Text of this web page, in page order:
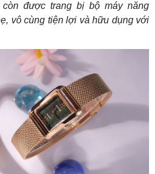
được trang bị bộ máy năng
vô cùng tiện lợi và hữu dụng với